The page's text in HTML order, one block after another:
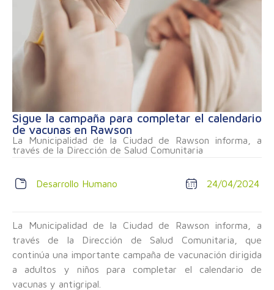
Sigue la campaña para completar el calendario
de vacunas en Rawson
La Municipalidad de la Ciudad de Rawson informa, a
través de la Dirección de Salud Comunitaria
Desarrollo Humano 24/04/2024
La Municipalidad de la Ciudad de Rawson informa, a
través de la Dirección de Salud Comunitaria, que
continúa una importante campaña de vacunación dirigida
a adultos y niños para completar el calendario de
vacunas y antigripal.